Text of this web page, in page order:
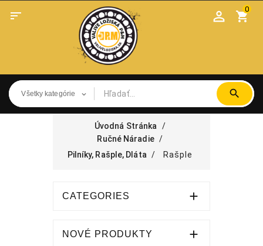
 shopping_cart
0
Úvodná Stránka
Ručné Náradie
Pilníky, Rašple, Dláta
Rašple
CATEGORIES 
NOVÉ PRODUKTY 